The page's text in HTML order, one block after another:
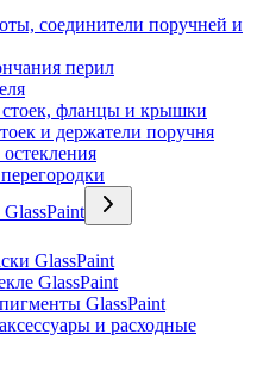
соединители поручней и
перил
фланцы и крышки
и держатели поручня
GlassPaint
GlassPaint
GlassPaint
и расходные